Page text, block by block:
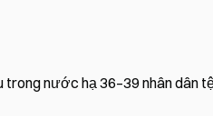
nước hạ 36–39 nhân dân